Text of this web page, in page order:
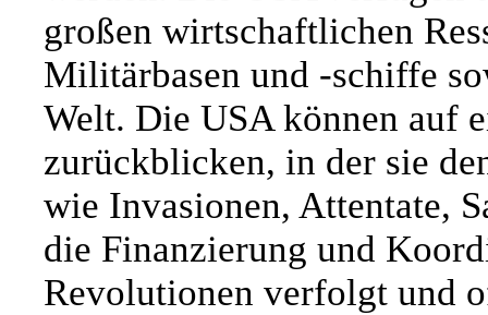
großen wirtschaftlichen
Militärbasen und -schiffe
Welt. Die USA können auf
zurückblicken, in der sie
wie Invasionen, Attentate,
die Finanzierung und
Revolutionen verfolgt und